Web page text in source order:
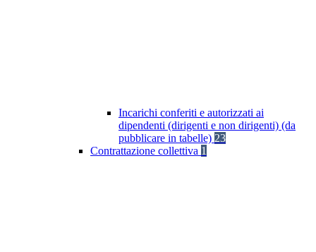
Incarichi conferiti e autorizzati ai
dipendenti (dirigenti e non dirigenti) (da
pubblicare in tabelle) 23
Contrattazione collettiva 1